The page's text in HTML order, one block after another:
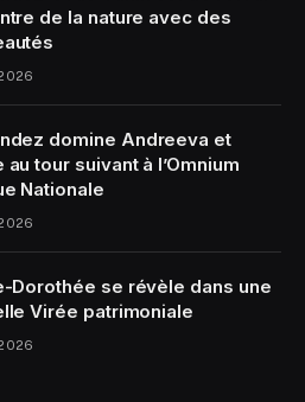
de la nature avec des
domine Andreeva et
au tour suivant à l’Omnium
Nationale
Dorothée se révèle dans une
Virée patrimoniale